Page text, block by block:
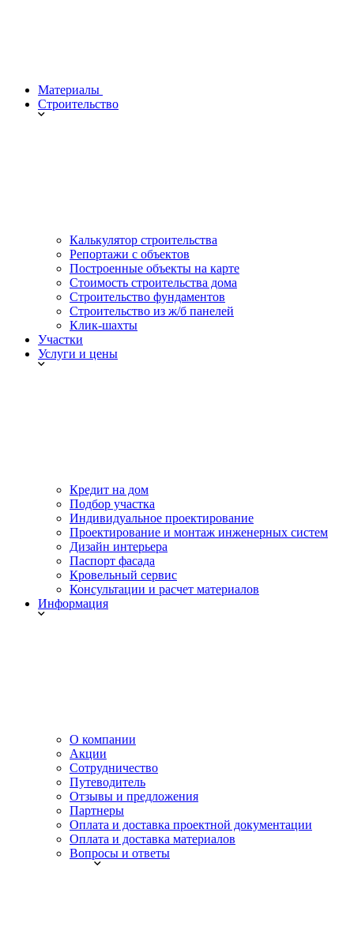
Материалы
Строительство
Калькулятор строительства
Репортажи с объектов
Построенные объекты на карте
Стоимость строительства дома
Строительство фундаментов
Строительство из ж/б панелей
Клик-шахты
Участки
Услуги и цены
Кредит на дом
Подбор участка
Индивидуальное проектирование
Проектирование и монтаж инженерных систем
Дизайн интерьера
Паспорт фасада
Кровельный сервис
Консультации и расчет материалов
Информация
О компании
Акции
Сотрудничество
Путеводитель
Отзывы и предложения
Партнеры
Оплата и доставка проектной документации
Оплата и доставка материалов
Вопросы и ответы